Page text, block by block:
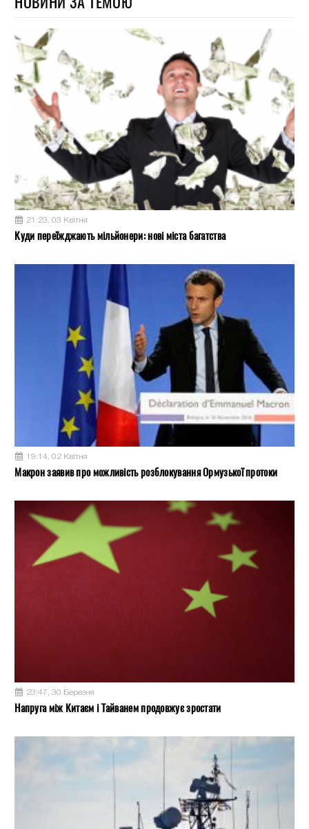
21:23, 03 Квітня
Куди переїжджають мільйонери: нові міста багатства
19:14, 02 Квітня
Макрон заявив про можливість розблокування Ормузької протоки
23:47, 30 Березня
Напруга між Китаєм і Тайванем продовжує зростати